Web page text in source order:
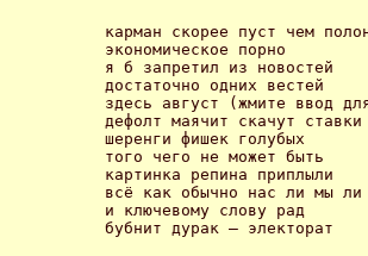
карман скорее пуст чем
экономическое порно
я б запретил из новостей
достаточно одних вестей
здесь август (жмите ввод
дефолт маячит скачут ставки
шеренги фишек голубых
того чего не может быть
картинка репина приплыли
всё как обычно нас ли мы ли
и ключевому слову рад
бубнит дурак – электорат